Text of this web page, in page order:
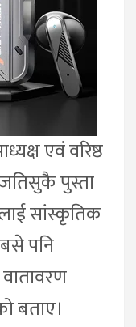
एवं वरिष्ठ
पुस्ता
सांस्कृतिक
पनि
बताए।